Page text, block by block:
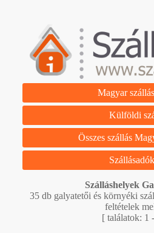
Magyar
Külföldi
Összes szállás
Szálláshelyek
35 db galyatetői és környéki
feltételek
[ találatok: 1